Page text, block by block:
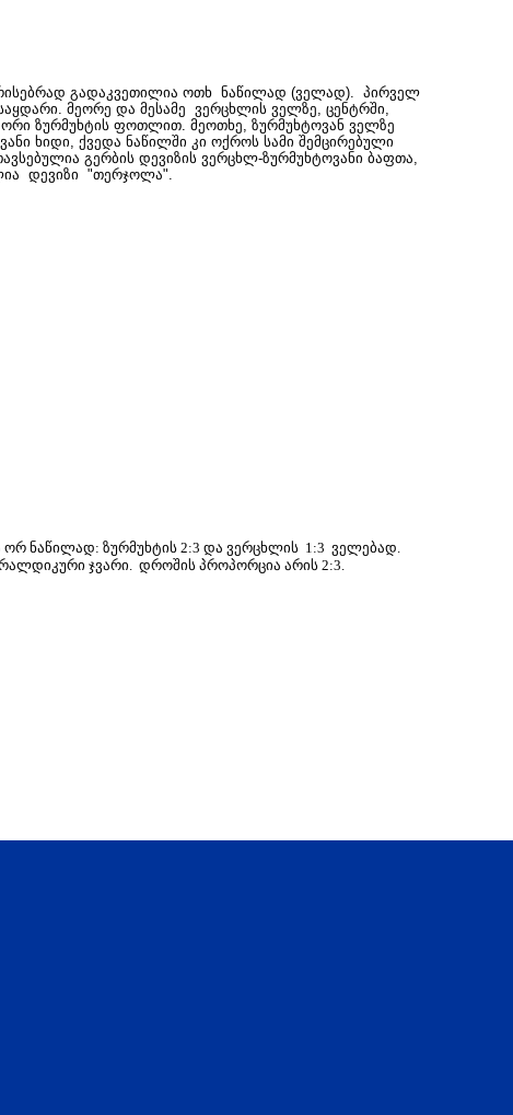
გადაკვეთილია ოთხ ნაწილად (ველად). პირველ
მეორე და მესამე ვერცხლის ველზე, ცენტრში,
ზურმუხტის ფოთლით. მეოთხე, ზურმუხტოვან ველზე
ხიდი, ქვედა ნაწილში კი ოქროს სამი შემცირებული
გერბის დევიზის ვერცხლ-ზურმუხტოვანი ბაფთა,
დევიზი "თერჯოლა".
ნაწილად: ზურმუხტის 2:3 და ვერცხლის 1:3 ველებად.
ჯვარი. დროშის პროპორცია არის 2:3.